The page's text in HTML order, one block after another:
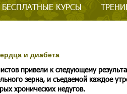
БЕСПЛАТНЫЕ КУРСЫ
и диабета
привели к следующему
зерна, и съедаемой каждое
хронических недугов.